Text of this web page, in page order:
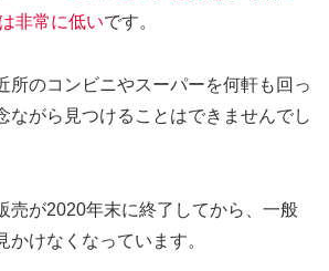
非常に低いです。
所のコンビニやスーパーを何軒も回っ
ながら見つけることはできませんでし
売が2020年末に終了してから、一般
かけなくなっています。